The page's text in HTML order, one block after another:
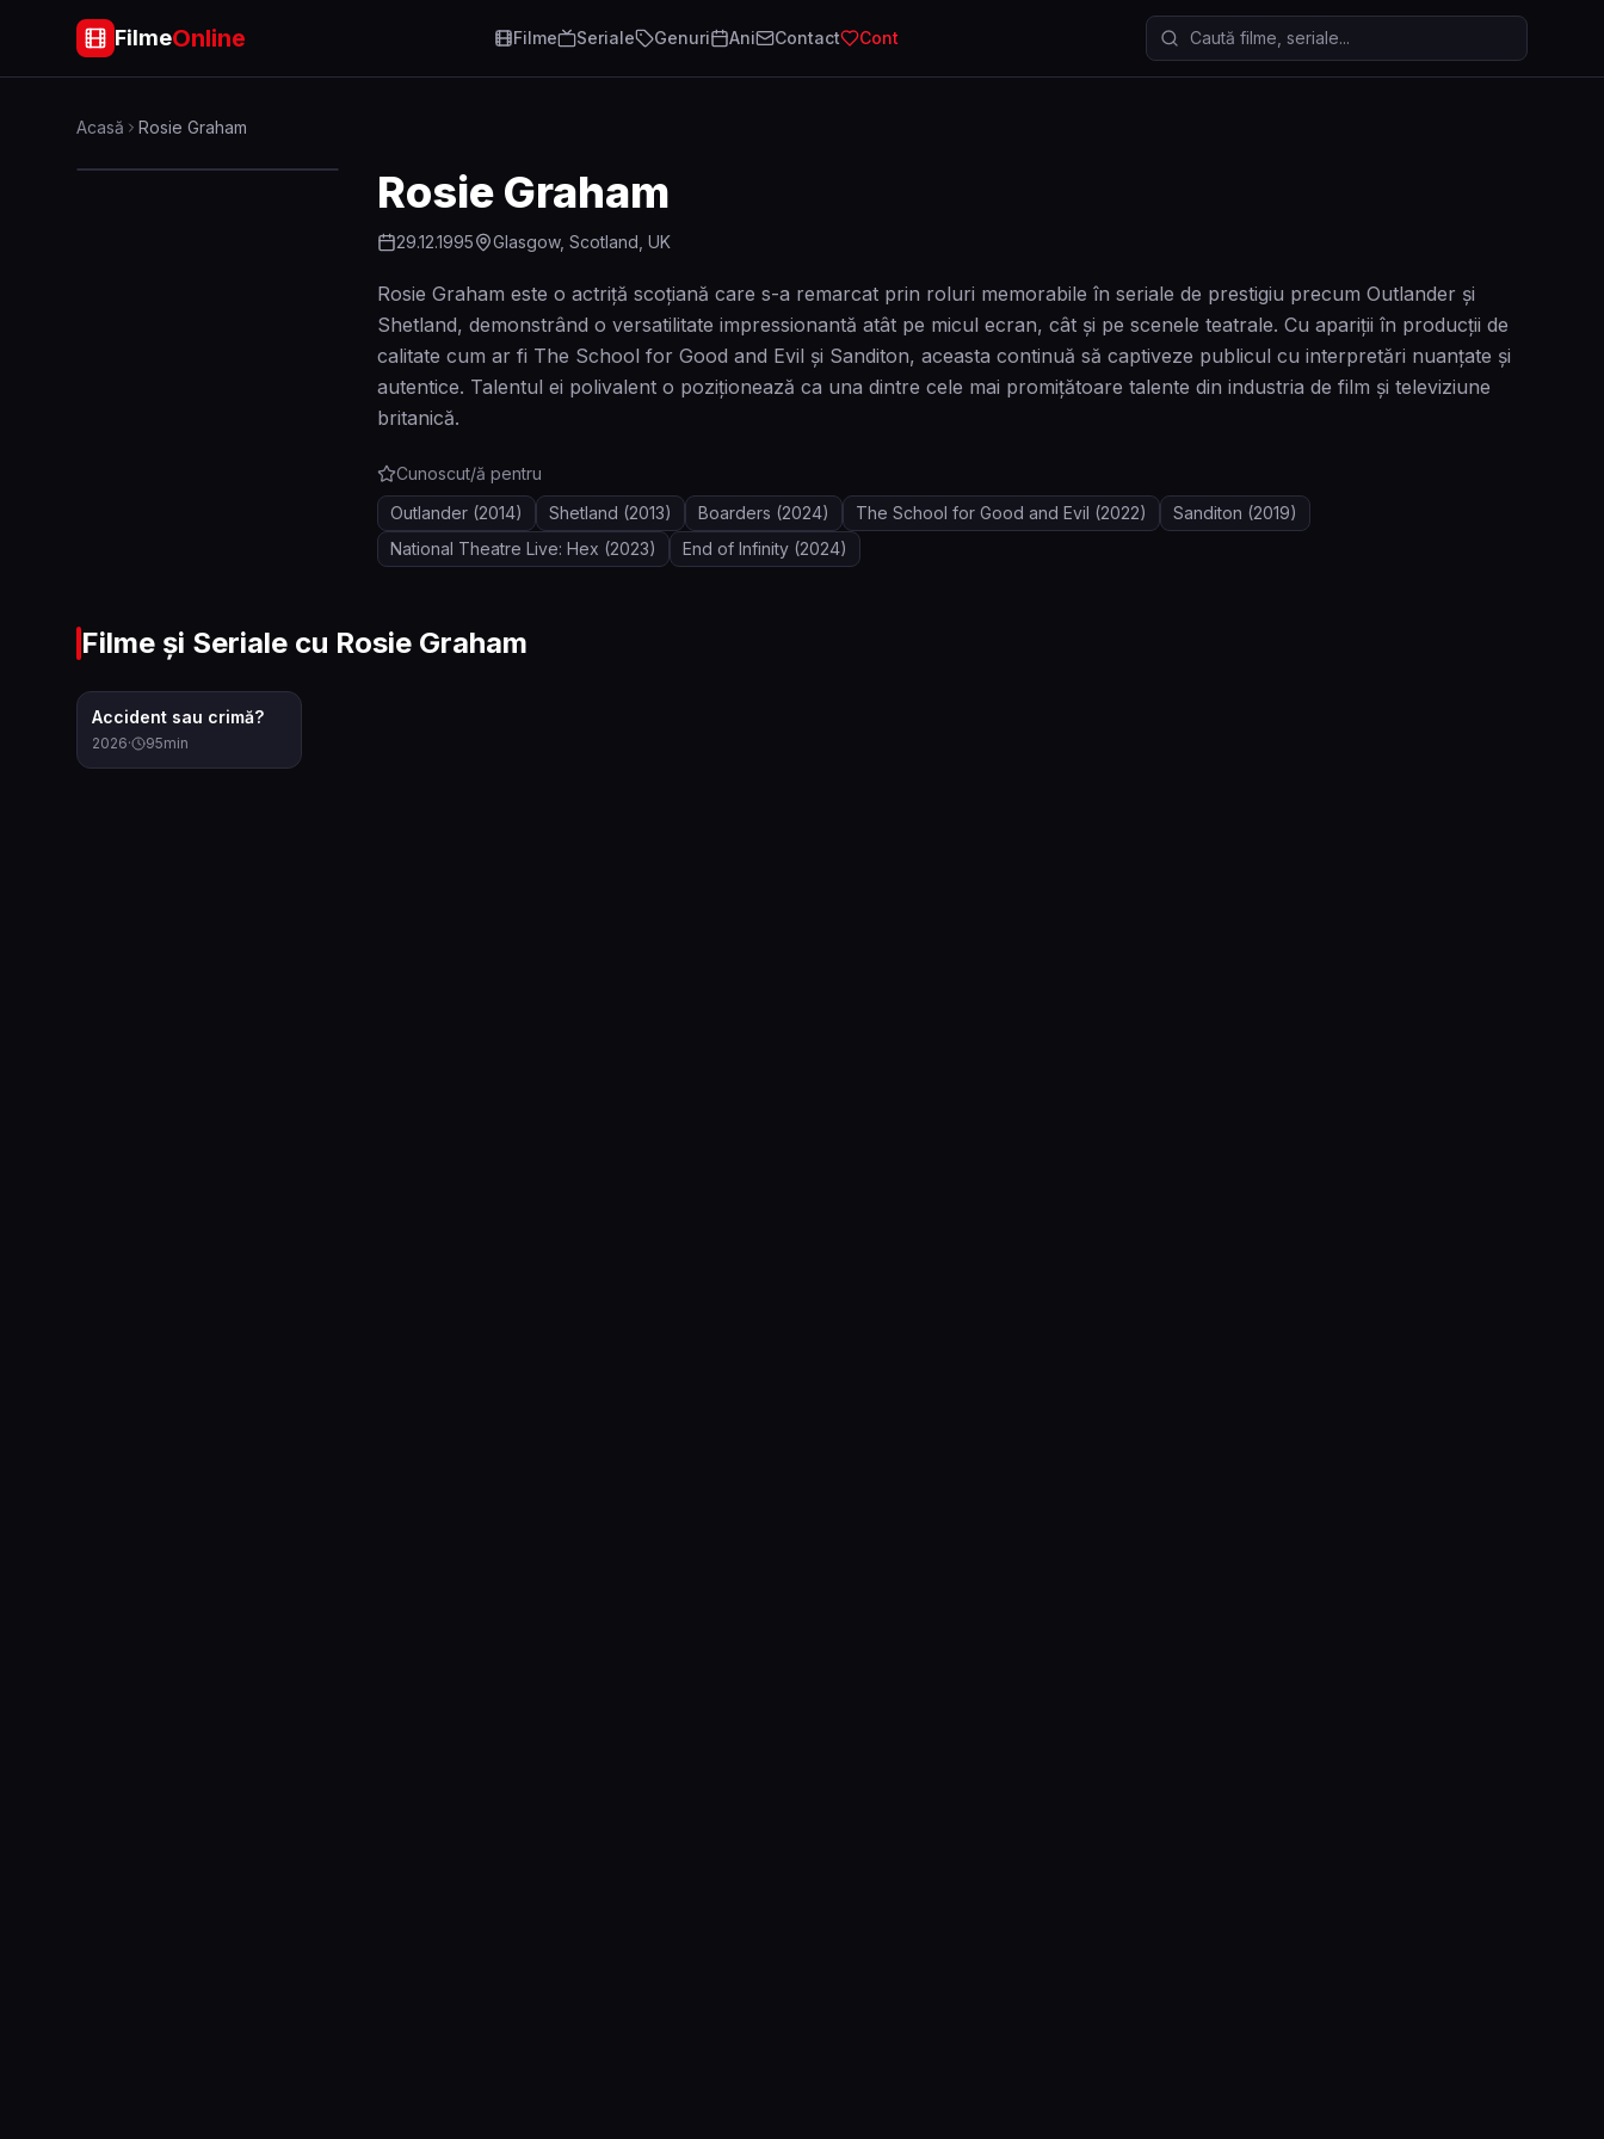
FilmeOnline Filme Seriale Genuri Ani Contact Cont Caută filme și seriale
Acasă Rosie Graham
Rosie Graham
29.12.1995 Glasgow, Scotland, UK
Rosie Graham este o actriță scoțiană care s-a remarcat prin roluri memorabile în seriale de prestigiu precum Outlander și
Shetland, demonstrând o versatilitate impressionantă atât pe micul ecran, cât și pe scenele teatrale. Cu apariții în producții de
calitate cum ar fi The School for Good and Evil și Sanditon, aceasta continuă să captiveze publicul cu interpretări nuanțate și
autentice. Talentul ei polivalent o poziționează ca una dintre cele mai promițătoare talente din industria de film și televiziune
britanică.
Cunoscut/ă pentru
Outlander (2014) Shetland (2013) Boarders (2024) The School for Good and Evil (2022) Sanditon (2019)
National Theatre Live: Hex (2023) End of Infinity (2024)
Filme și Seriale cu Rosie Graham
6.9
Accident sau crimă?
2026· 95min